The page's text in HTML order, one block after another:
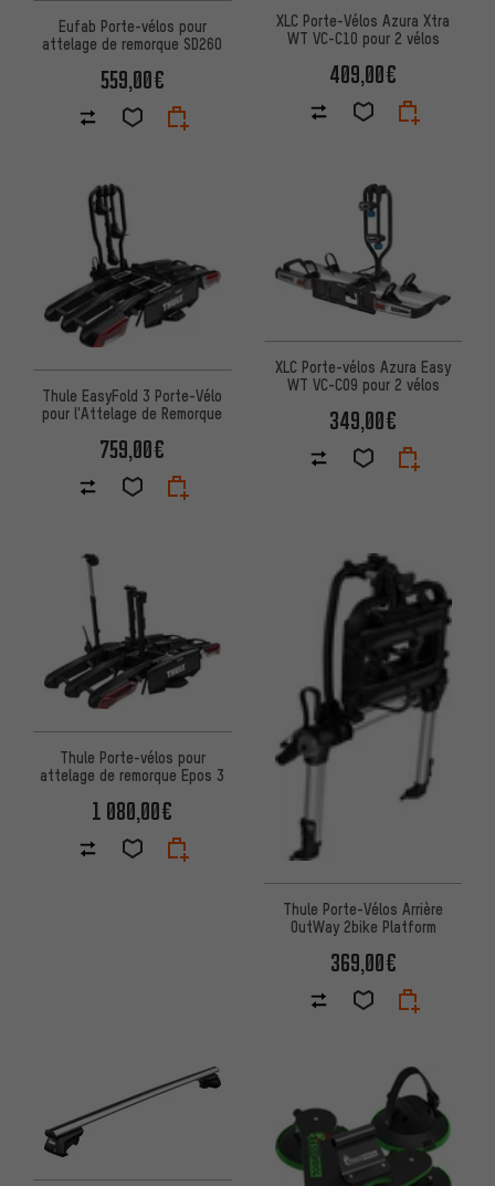
Eufab Porte-vélos pour
attelage de remorque SD260
559,00€
XLC Porte-Vélos Azura Xtra
WT VC-C10 pour 2 vélos
409,00€
Thule EasyFold 3 Porte-Vélo
pour l'Attelage de Remorque
759,00€
XLC Porte-vélos Azura Easy
WT VC-C09 pour 2 vélos
349,00€
Thule Porte-vélos pour
attelage de remorque Epos 3
1 080,00€
Thule Porte-Vélos Arrière
OutWay 2bike Platform
369,00€